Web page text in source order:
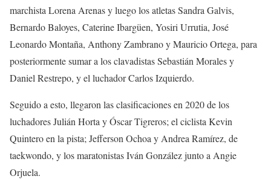
marchista Lorena Arenas y luego los atletas Sandra Galvis,
Bernardo Baloyes, Caterine Ibargüen, Yosiri Urrutia, José
Leonardo Montaña, Anthony Zambrano y Mauricio Ortega, para
posteriormente sumar a los clavadistas Sebastián Morales y
Daniel Restrepo, y el luchador Carlos Izquierdo.
Seguido a esto, llegaron las clasificaciones en 2020 de los
luchadores Julián Horta y Óscar Tigreros; el ciclista Kevin
Quintero en la pista; Jefferson Ochoa y Andrea Ramírez, de
taekwondo, y los maratonistas Iván González junto a Angie
Orjuela.